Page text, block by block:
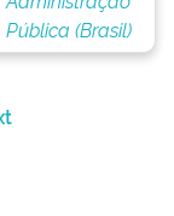
Pública (Brasil)